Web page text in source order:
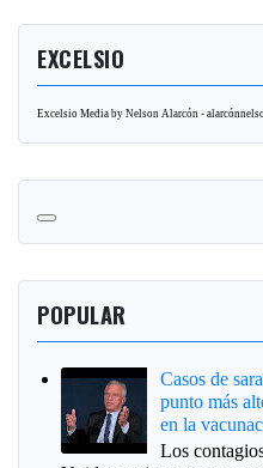
EXCELSIO
Excelsio Media by Nelson Alarcón -
POPULAR
Casos de
punto más
en la
Los